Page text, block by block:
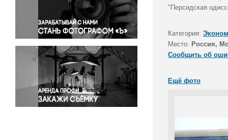
Правосудие
Происшествия и конфликты
Религия
Светская жизнь
Спорт
Экология
Экономика и бизнес
"Персидская
Категория:
Место: Россия,
Сообщить об
Ещё фото